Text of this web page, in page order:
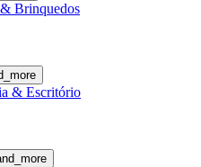
Brinquedos
& Escritório